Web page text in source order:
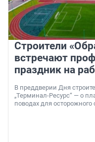
Строители
встречают
праздник на
В преддверии Дня
„Терминал-Ресурс“ — о
поводах для